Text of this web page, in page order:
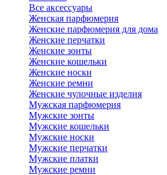
Все аксессуары
Женская парфюмерия
Женские парфюмерия для дома
Женские перчатки
Женские зонты
Женские кошельки
Женские носки
Женские ремни
Женские чулочные изделия
Мужская парфюмерия
Мужские зонты
Мужские кошельки
Мужские носки
Мужские перчатки
Мужские платки
Мужские ремни